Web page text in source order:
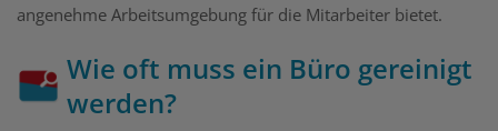
angenehme Arbeitsumgebung für die Mitarbeiter bietet.
Wie oft muss ein Büro gereinigt
werden?